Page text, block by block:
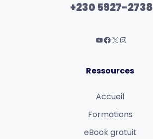
+230 5927-2738
Ressources
Accueil
Formations
eBook gratuit